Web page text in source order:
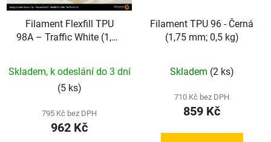
Filament Flexfill TPU
98A – Traffic White (1,75
Skladem, k odeslání do 3 dní
(5 ks)
795 Kč bez DPH
962 Kč
Filament TPU 96 - Černá
(1,75 mm; 0,5 kg)
Skladem (2 ks)
710 Kč bez DPH
859 Kč